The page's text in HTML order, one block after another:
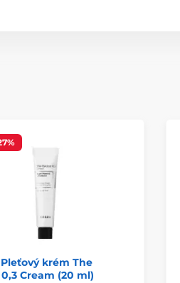
Pleťový krém The
Cream (20 ml)